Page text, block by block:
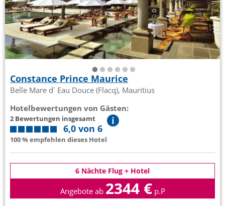
Constance Prince Maurice
Belle Mare d´ Eau Douce (Flacq), Mauritius
Hotelbewertungen von Gästen:
2 Bewertungen insgesamt
6,0 von 6
100 % empfehlen dieses Hotel
6 Nächte Flug + Hotel
Angebote ab 2344 € p.P